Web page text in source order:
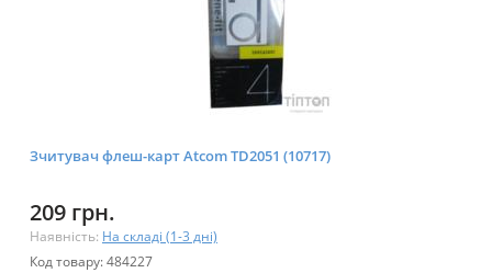
Зчитувач флеш-карт Atcom TD2051 (10717)
209 грн.
Наявність: На складі (1-3 дні)
Код товару: 484227